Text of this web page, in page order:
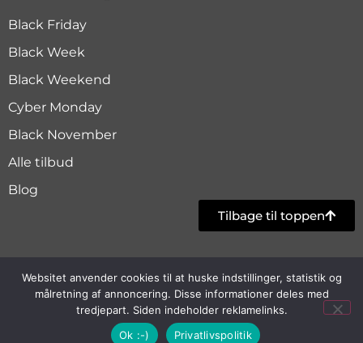
Black Friday
Black Week
Black Weekend
Cyber Monday
Black November
Alle tilbud
Blog
Tilbage til toppen
Copyright © 2024 Blackfri.dk |Cookie- og
privatlivspolitik | Siden indeholder reklamelinks
Websitet anvender cookies til at huske indstillinger, statistik og
målretning af annoncering. Disse informationer deles med
tredjepart. Siden indeholder reklamelinks.
Ok :-)
Privatlivspolitik